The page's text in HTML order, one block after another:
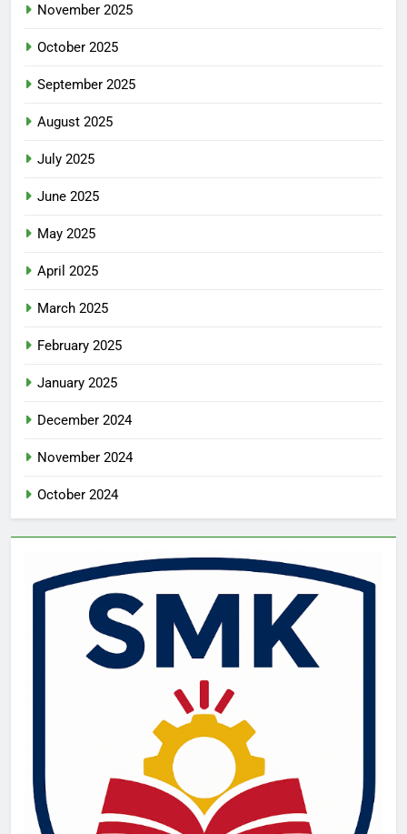
November 2025
October 2025
September 2025
August 2025
July 2025
June 2025
May 2025
April 2025
March 2025
February 2025
January 2025
December 2024
November 2024
October 2024